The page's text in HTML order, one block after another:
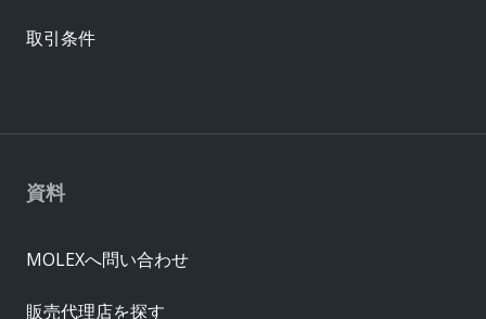
資料
MOLEXへ問い合わせ
販売代理店を探す
取引条件